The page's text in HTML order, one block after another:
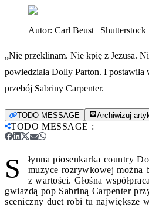
Autor: Carl Beust | Shutterstock
„Nie przeklinam. Nie kpię z Jezusa.
powiedziała Dolly Parton. I postawiła
przebój Sabriny Carpenter.
TODO MESSAGE Archiwizuj
TODO MESSAGE :
S
łynna piosenkarka country
muzyce rozrywkowej można
z wartości. Głośna
gwiazdą pop Sabriną Carpenter
sceniczny duet robi tu największe